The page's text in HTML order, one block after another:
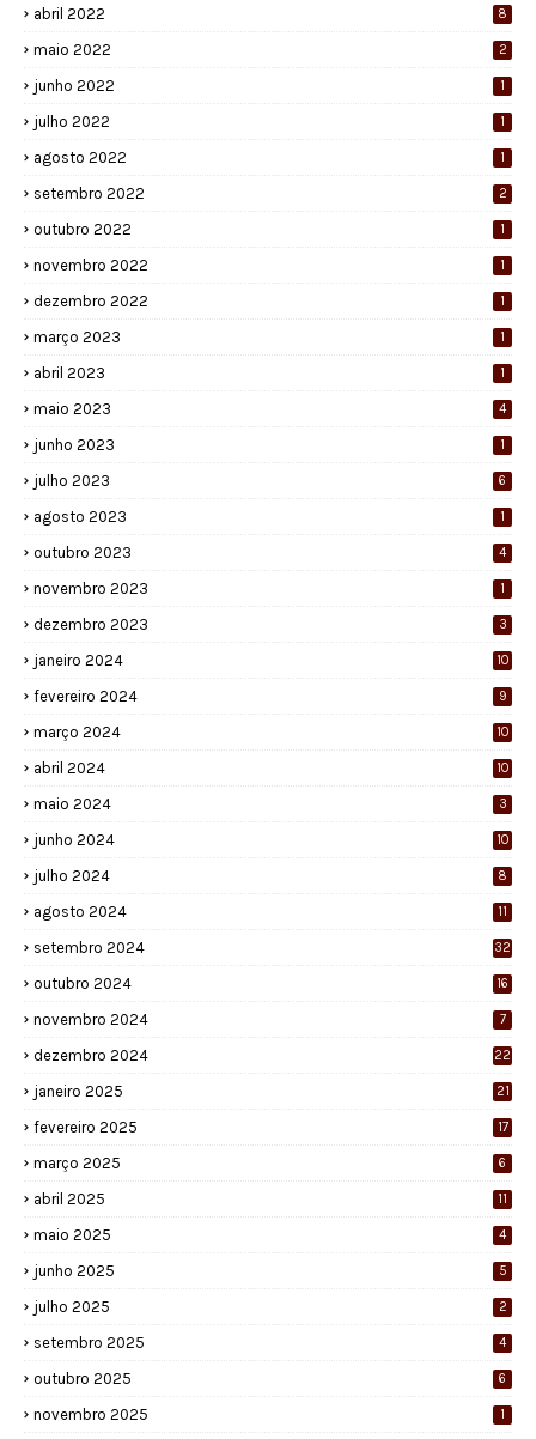
abril 2022 8
maio 2022 2
junho 2022 1
julho 2022 1
agosto 2022 1
setembro 2022 2
outubro 2022 1
novembro 2022 1
dezembro 2022 1
março 2023 1
abril 2023 1
maio 2023 4
junho 2023 1
julho 2023 6
agosto 2023 1
outubro 2023 4
novembro 2023 1
dezembro 2023 3
janeiro 2024 10
fevereiro 2024 9
março 2024 10
abril 2024 10
maio 2024 3
junho 2024 10
julho 2024 8
agosto 2024 11
setembro 2024 32
outubro 2024 16
novembro 2024 7
dezembro 2024 22
janeiro 2025 21
fevereiro 2025 17
março 2025 6
abril 2025 11
maio 2025 4
junho 2025 5
julho 2025 2
setembro 2025 4
outubro 2025 6
novembro 2025 1